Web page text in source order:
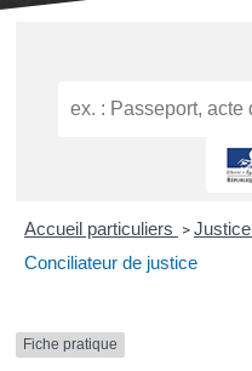
Accueil particuliers > Justice
Conciliateur de justice
Fiche pratique